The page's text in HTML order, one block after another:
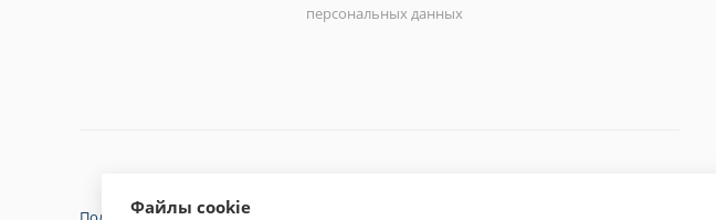
персональных данных
Файлы cookie